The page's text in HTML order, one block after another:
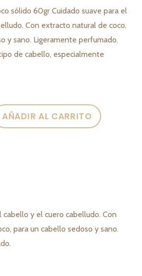
sólido 60gr Cuidado suave para el
Con extracto natural de coco,
y sano. Ligeramente perfumado.
de cabello, especialmente
AÑADIR AL CARRITO
cabello y el cuero cabelludo. Con
para un cabello sedoso y sano.